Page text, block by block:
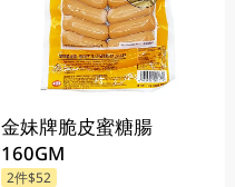
金妹牌脆皮蜜糖腸
160GM
2件$52